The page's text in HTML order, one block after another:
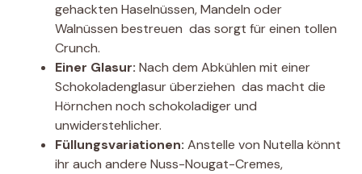
gehackten Haselnüssen, Mandeln oder
Walnüssen bestreuen  das sorgt für einen tollen
Crunch.
Einer Glasur: Nach dem Abkühlen mit einer
Schokoladenglasur überziehen  das macht die
Hörnchen noch schokoladiger und
unwiderstehlicher.
Füllungsvariationen: Anstelle von Nutella könnt
ihr auch andere Nuss-Nougat-Cremes,